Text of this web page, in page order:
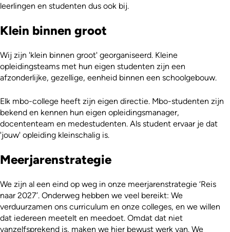
leerlingen en studenten dus ook bij.
Klein binnen groot
Wij zijn 'klein binnen groot' georganiseerd. Kleine
opleidingsteams met hun eigen studenten zijn een
afzonderlijke, gezellige, eenheid binnen een schoolgebouw.
Elk mbo-college heeft zijn eigen directie. Mbo-studenten zijn
bekend en kennen hun eigen opleidingsmanager,
docententeam en medestudenten. Als student ervaar je dat
'jouw' opleiding kleinschalig is.
Meerjarenstrategie
We zijn al een eind op weg in onze meerjarenstrategie ‘Reis
naar 2027’. Onderweg hebben we veel bereikt: We
verduurzamen ons curriculum en onze colleges, en we willen
dat iedereen meetelt en meedoet. Omdat dat niet
vanzelfsprekend is, maken we hier bewust werk van. We